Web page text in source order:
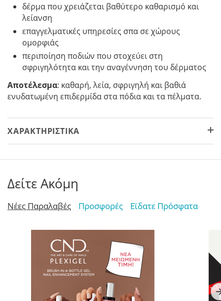
δέρμα που χρειάζεται βαθύτερο καθαρισμό και
λείανση
επαγγελματικές υπηρεσίες σπα σε χώρους
ομορφιάς
περιποίηση ποδιών που στοχεύει στη
σφριγηλότητα και την αναγέννηση του δέρματος
Αποτέλεσμα: καθαρή, λεία, σφριγηλή και βαθιά
ενυδατωμένη επιδερμίδα στα πόδια και τα πέλματα.
ΧΑΡΑΚΤΗΡΙΣΤΙΚΆ
Δείτε Ακόμη
Νέες Παραλαβές Προσφορές Εϊδατε Πρόσφατα